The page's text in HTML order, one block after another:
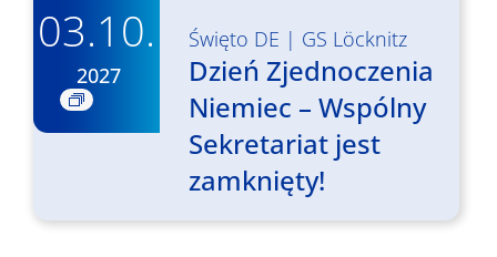
03.10.
2027
Święto DE | GS Löcknitz
Dzień Zjednoczenia
Niemiec – Wspólny
Sekretariat jest
zamknięty!